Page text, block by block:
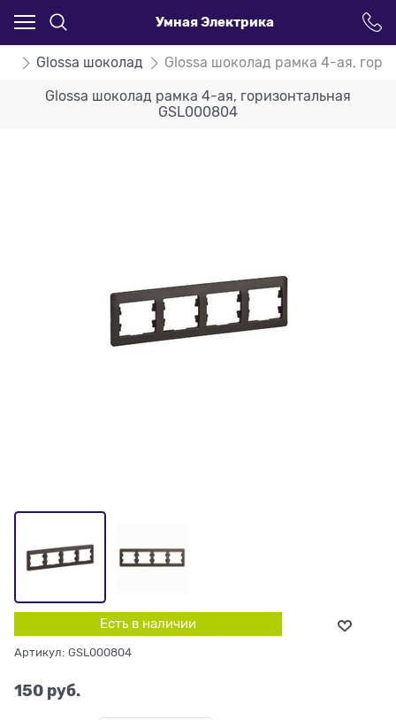
Умная Электрика
Glossa шоколад Glossa шоколад рамка 4-ая,
Glossa шоколад рамка 4-ая, горизонтальная
GSL000804
Есть в наличии
Артикул: GSL000804
150 руб.